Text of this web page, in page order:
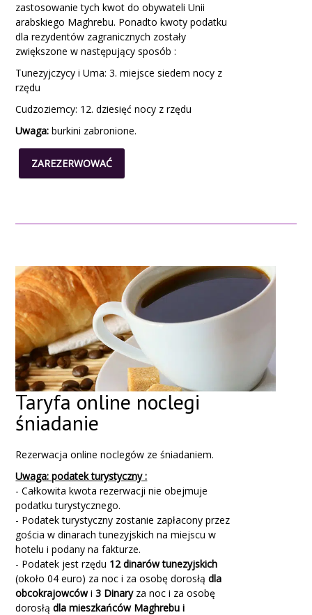
zastosowanie tych kwot do obywateli Unii
arabskiego Maghrebu. Ponadto kwoty podatku
dla rezydentów zagranicznych zostały
zwiększone w następujący sposób :
Tunezyjczycy i Uma: 3. miejsce siedem nocy z
rzędu
Cudzoziemcy: 12. dziesięć nocy z rzędu
Uwaga: burkini zabronione.
ZAREZERWOWAĆ
Taryfa online noclegi
śniadanie
Rezerwacja online noclegów ze śniadaniem.
Uwaga: podatek turystyczny :
- Całkowita kwota rezerwacji nie obejmuje
podatku turystycznego.
- Podatek turystyczny zostanie zapłacony przez
gościa w dinarach tunezyjskich na miejscu w
hotelu i podany na fakturze.
- Podatek jest rzędu 12 dinarów tunezyjskich
(około 04 euro) za noc i za osobę dorosłą dla
obcokrajowcówi3 Dinaryza noc i za osobę
dorosłądla mieszkańców Maghrebu i